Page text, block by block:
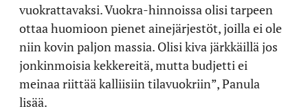
vuokrattavaksi. Vuokra-hinnoissa olisi tarpeen
ottaa huomioon pienet ainejärjestöt, joilla ei ole
niin kovin paljon massia. Olisi kiva järkkäillä jos
jonkinmoisia kekkereitä, mutta budjetti ei
meinaa riittää kalliisiin tilavuokriin”, Panula
lisää.